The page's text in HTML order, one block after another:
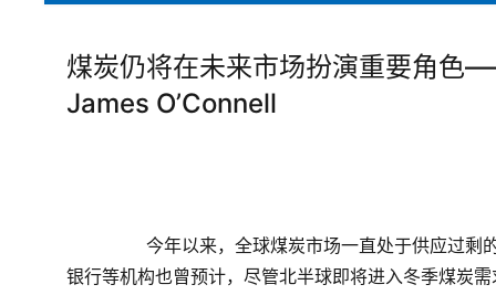
煤炭仍将在未来市场扮演重要角色
James O’Connell
银行等机构也曾预计，尽管北半球即将进入冬季煤炭